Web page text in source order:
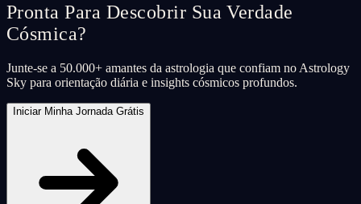
Pronta Para Descobrir Sua Verdade
Cósmica?
Junte-se a 50.000+ amantes da astrologia que confiam no Astrology
Sky para orientação diária e insights cósmicos profundos.
Iniciar Minha Jornada Grátis